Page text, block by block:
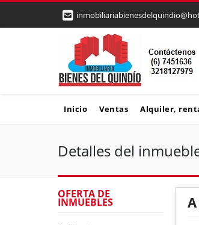
Inicio Ventas Alquiler,
Detalles del
OFERTA DE
INMUEBLES